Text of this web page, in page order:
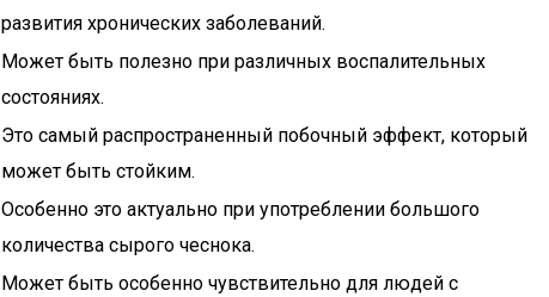
развития хронических заболеваний.
Может быть полезно при различных воспалительных
состояниях.
Это самый распространенный побочный эффект, который
может быть стойким.
Особенно это актуально при употреблении большого
количества сырого чеснока.
Может быть особенно чувствительно для людей с